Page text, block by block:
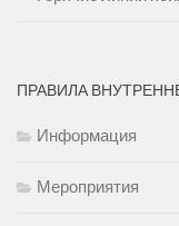
ПРАВИЛА
Информация
Мероприятия